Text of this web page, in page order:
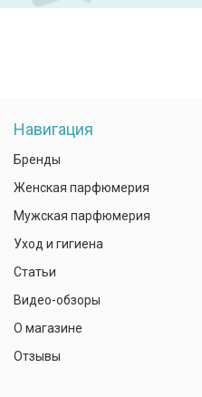
Навигация
Бренды
Женская парфюмерия
Мужская парфюмерия
Уход и гигиена
Статьи
Видео-обзоры
О магазине
Отзывы